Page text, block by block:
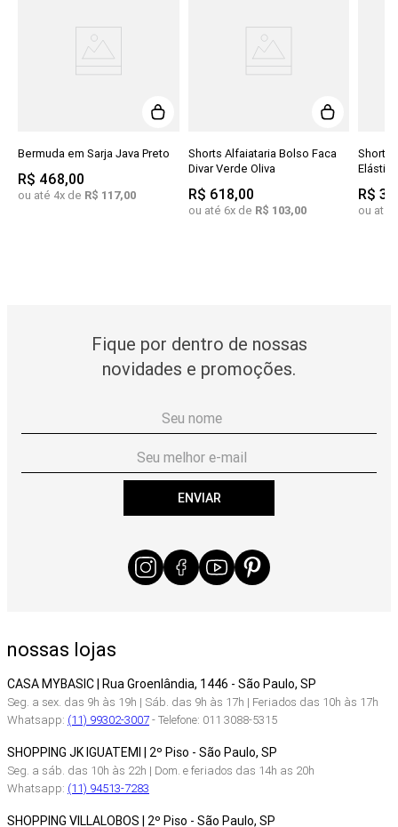
Bermuda em Sarja Java Preto
R$ 468,00
ou até 4x de R$ 117,00
Shorts Alfaiataria Bolso Faca
Divar Verde Oliva
R$ 618,00
ou até 6x de R$ 103,00
Shorts
R$
ou até
Fique por dentro de nossas
novidades e promoções.
ENVIAR
nossas lojas
CASA MYBASIC | Rua Groenlândia, 1446 - São Paulo, SP
Seg. a sex. das 9h às 19h | Sáb. das 9h às 17h | Feriados das 10h às 17h
Whatsapp: (11) 99302-3007- Telefone: 011 3088-5315
SHOPPING JK IGUATEMI | 2º Piso - São Paulo, SP
Seg. a sáb. das 10h às 22h | Dom. e feriados das 14h as 20h
Whatsapp: (11) 94513-7283
SHOPPING VILLALOBOS | 2º Piso - São Paulo, SP